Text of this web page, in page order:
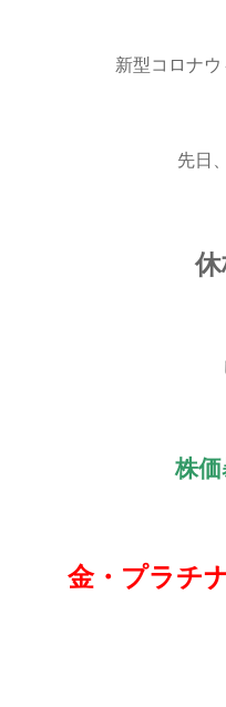
新型コロナ
先日
株
金・プラチ